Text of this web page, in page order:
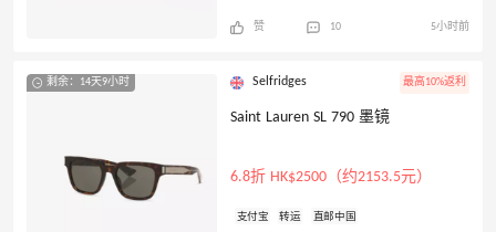
赞 10 5小时前
剩余：14天9小时 Selfridges 最高10%返利
Saint Lauren SL 790 墨镜
6.8折 HK$2500（约2153.5元）
支付宝 转运 直邮中国